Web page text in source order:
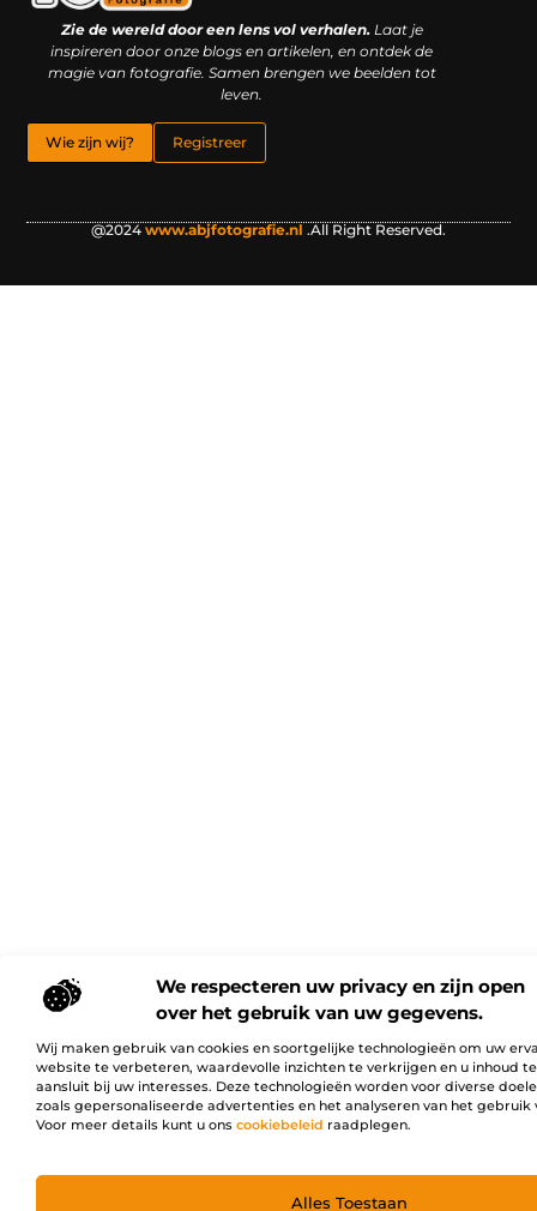
We respecteren uw privacy en zijn open
over het gebruik van uw gegevens.
Wij maken gebruik van cookies en soortgelijke technologieën om uw
website te verbeteren, waardevolle inzichten te verkrijgen en u inhoud
aansluit bij uw interesses. Deze technologieën worden voor diverse
zoals gepersonaliseerde advertenties en het analyseren van het gebruik
Voor meer details kunt u ons cookiebeleid raadplegen.
Alles Toestaan
Zie de wereld door een lens vol verhalen.Laat je
inspireren door onze blogs en artikelen, en ontdek de
magie van fotografie. Samen brengen we beelden tot
leven.
Wie zijn wij? Registreer
@2024www.abjfotografie.nl .All Right Reserved.